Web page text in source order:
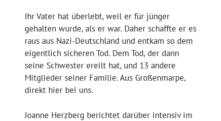
Ihr Vater hat überlebt, weil er für jünger
gehalten wurde, als er war. Daher schaffte er es
raus aus Nazi-Deutschland und entkam so dem
eigentlich sicheren Tod. Dem Tod, der dann
seine Schwester ereilt hat, und 13 andere
Mitglieder seiner Familie. Aus Großenmarpe,
direkt hier bei uns.
Joanne Herzberg berichtet darüber intensiv im